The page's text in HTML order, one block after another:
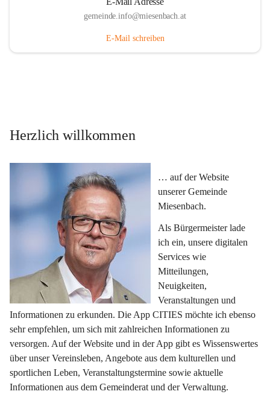
gemeinde.info@miesenbach.at
E-Mail schreiben
Herzlich willkommen
… auf der Website
unserer Gemeinde
Miesenbach.
Als Bürgermeister lade
ich ein, unsere digitalen
Services wie
Mitteilungen,
Neuigkeiten,
Veranstaltungen und
Informationen zu erkunden. Die App CITIES möchte ich ebenso
sehr empfehlen, um sich mit zahlreichen Informationen zu
versorgen. Auf der Website und in der App gibt es Wissenswertes
über unser Vereinsleben, Angebote aus dem kulturellen und
sportlichen Leben, Veranstaltungstermine sowie aktuelle
Informationen aus dem Gemeinderat und der Verwaltung.